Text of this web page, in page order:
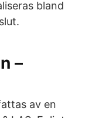
bland
–
av en